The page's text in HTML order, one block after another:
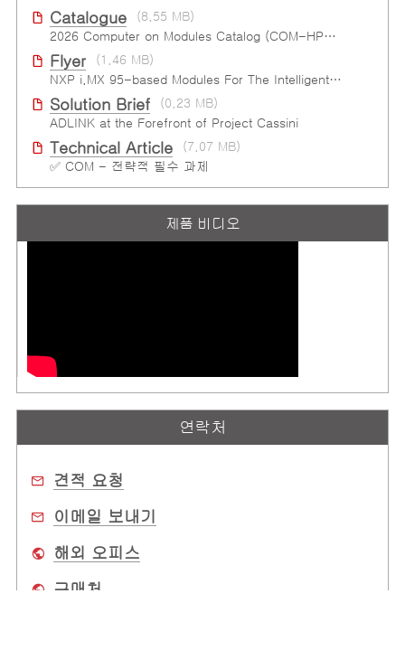
Catalogue
(8.55 MB)
2026 Computer on Modules Catalog (COM-HPC, COM Express , SMARC, OSM, Qseven and ETX)
Flyer
(1.46 MB)
NXP i.MX 95-based Modules For The Intelligent Edge
Solution Brief
(0.23 MB)
ADLINK at the Forefront of Project Cassini
Technical Article
(7.07 MB)
✅ COM - 전략적 필수 과제
제품 비디오
연락처
견적 요청
이메일 보내기
해외 오피스
구매처